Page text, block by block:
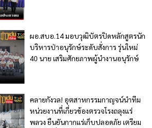
ผอ.สบอ.14 มอบวุฒิบัตรปิดหลักสูตรนัก
บริหารป่าอนุรักษ์ระดับสั่งการ รุ่นใหม่
40 นาย เสริมศักยภาพผู้นำงานอนุรักษ์
คลายกังวล! อุตสาหกรรมกาญจน์นำทีม
หน่วยงานที่เกี่ยวข้องตรวจโรงถลุงแร่
พลวง ยืนยันกากแร่เก็บปลอดภัย เตรียม